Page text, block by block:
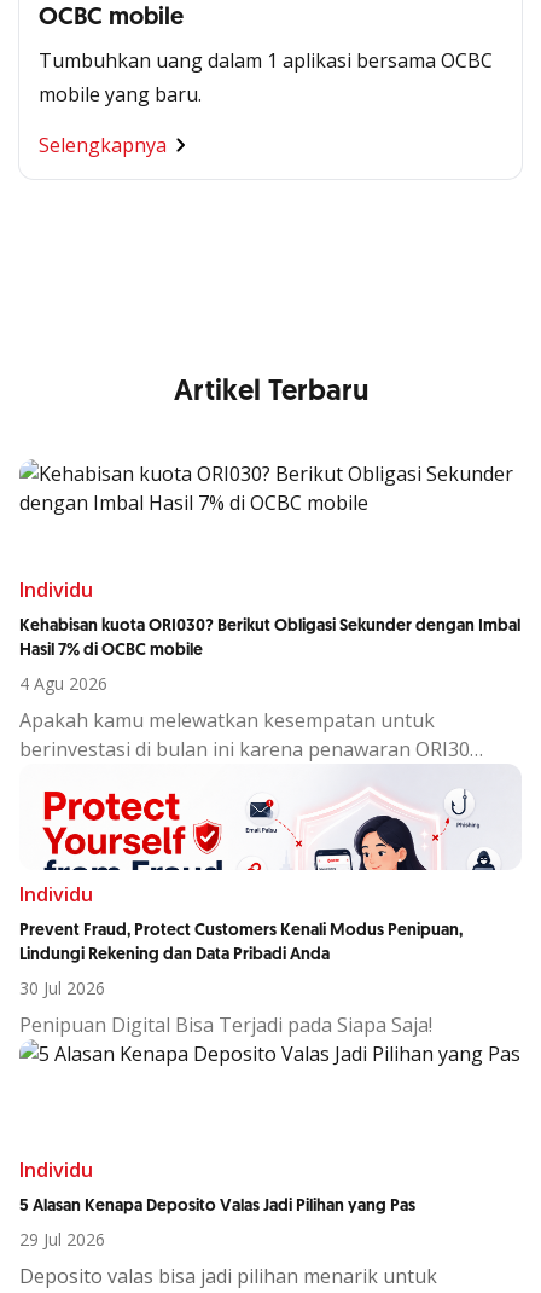
OCBC mobile
Tumbuhkan uang dalam 1 aplikasi bersama OCBC
mobile yang baru.
Selengkapnya
Segala Kemudahan Ada
di Satu Genggaman
Artikel Terbaru
Individu
Kehabisan kuota ORI030? Berikut Obligasi Sekunder dengan Imbal
Hasil 7% di OCBC mobile
4 Agu 2026
Apakah kamu melewatkan kesempatan untuk
berinvestasi di bulan ini karena penawaran ORI30
Individu
Prevent Fraud, Protect Customers Kenali Modus Penipuan,
Lindungi Rekening dan Data Pribadi Anda
30 Jul 2026
Penipuan Digital Bisa Terjadi pada Siapa Saja!
Individu
5 Alasan Kenapa Deposito Valas Jadi Pilihan yang Pas
29 Jul 2026
Deposito valas bisa jadi pilihan menarik untuk